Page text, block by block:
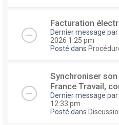
Facturation
Dernier message par
2026 1:25 pm
Posté dans
Synchroniser
France Travail,
Dernier message par
12:33 pm
Posté dans